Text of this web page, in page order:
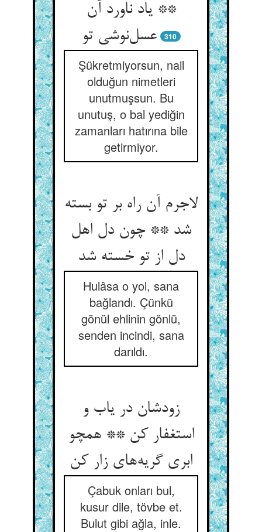
** یاد ناورد آن
عسل‌نوشی تو
310
Şükretmiyorsun, nail
olduğun nimetleri
unutmuşsun. Bu
unutuş, o bal yediğin
zamanları hatırına bile
getirmiyor.
لاجرم آن راه بر تو بسته
شد ** چون دل اهل
دل از تو خسته شد
Hulâsa o yol, sana
bağlandı. Çünkü
gönül ehlinin gönlü,
senden incindi, sana
darıldı.
زودشان در یاب و
استغفار کن ** همچو
ابری گریه‌های زار کن
Çabuk onları bul,
kusur dile, tövbe et.
Bulut gibi ağla, inle.